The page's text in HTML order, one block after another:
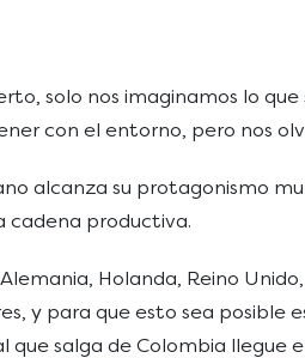
solo nos imaginamos lo
con el entorno, pero nos
alcanza su protagonismo
cadena productiva.
Holanda, Reino
y para que esto sea
salga de Colombia llegue